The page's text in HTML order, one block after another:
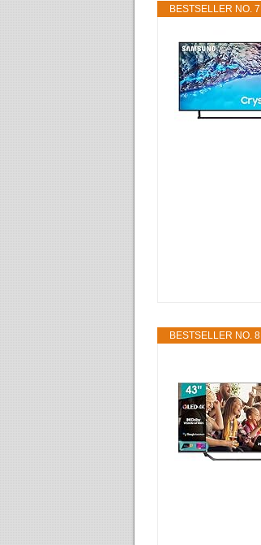
BESTSELLER NO. 7
BESTSELLER NO. 8